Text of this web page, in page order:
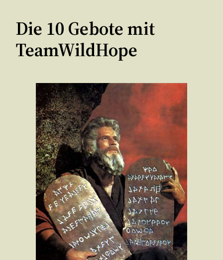
Die 10 Gebote mit
TeamWildHope